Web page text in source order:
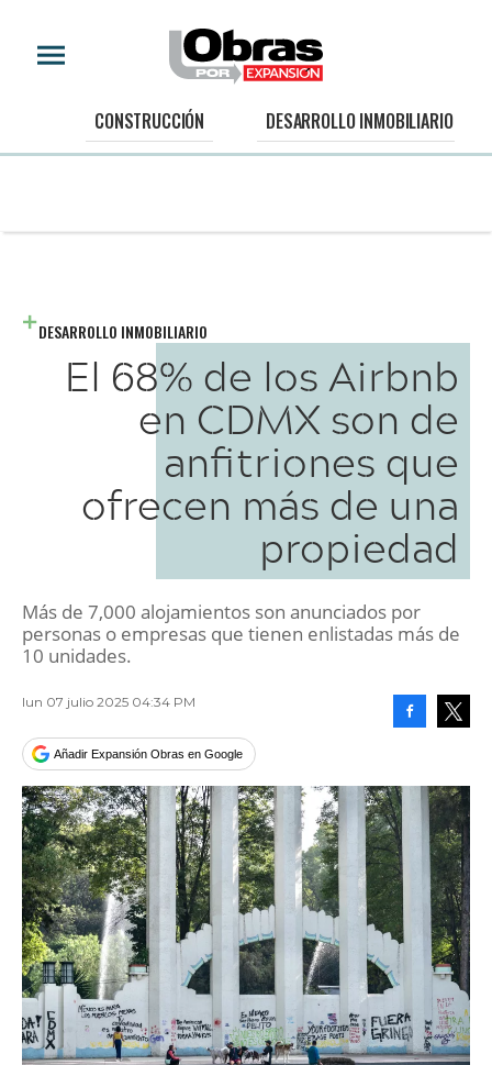
CONSTRUCCIÓN DESARROLLO INMOBILIARIO
DESARROLLO INMOBILIARIO
El 68% de los Airbnb
en CDMX son de
anfitriones que
ofrecen más de una
propiedad
Más de 7,000 alojamientos son anunciados por
personas o empresas que tienen enlistadas más de
10 unidades.
lun 07 julio 2025 04:34 PM
Añadir Expansión Obras en Google